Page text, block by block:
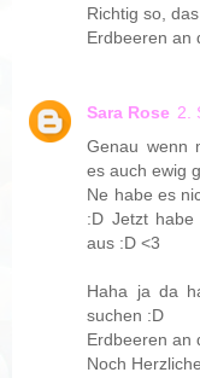
Richtig so,
Erdbeeren an
Sara Rose 2.
Genau wenn
es auch ewig
Ne habe es
:D Jetzt
aus :D <3
Haha ja da
suchen :D
Erdbeeren an
Noch